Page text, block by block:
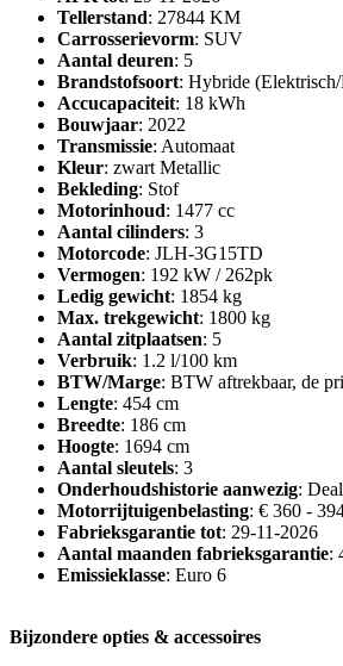
Tellerstand: 27844 KM
Carrosserievorm: SUV
Aantal deuren: 5
Brandstofsoort: Hybride
Accucapaciteit: 18 kWh
Bouwjaar: 2022
Transmissie: Automaat
Kleur: zwart Metallic
Bekleding: Stof
Motorinhoud: 1477 cc
Aantal cilinders: 3
Motorcode: JLH-3G15TD
Vermogen: 192 kW / 262pk
Ledig gewicht: 1854 kg
Max. trekgewicht: 1800 kg
Aantal zitplaatsen: 5
Verbruik: 1.2 l/100 km
BTW/Marge: BTW aftrekbaar, de
Lengte: 454 cm
Breedte: 186 cm
Hoogte: 1694 cm
Aantal sleutels: 3
Onderhoudshistorie aanwezig:
Motorrijtuigenbelasting: € 360 -
Fabrieksgarantie tot: 29-11-2026
Aantal maanden fabrieksgarantie:
Emissieklasse: Euro 6
Bijzondere opties & accessoires